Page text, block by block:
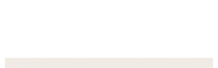
AI Sound Wizard